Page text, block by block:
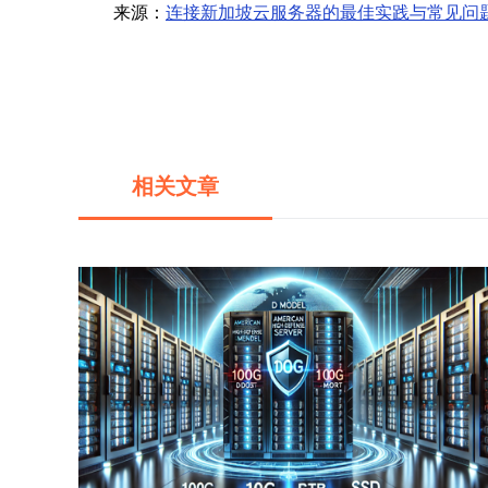
来源： 连接新加坡云服务器的最佳实践与常见问
相关文章